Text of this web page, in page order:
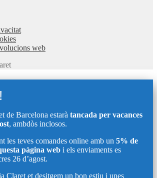
web
de Barcelona estarà tancada per vacances
, ambdòs inclosos.
les teves comandes online amb un 5% de
pàgina web i els enviaments es
26 d’agost.
Claret et desitgem un bon estiu i unes